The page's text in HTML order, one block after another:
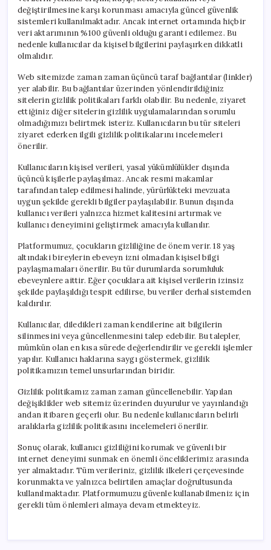
değiştirilmesine karşı korunması amacıyla güncel güvenlik
sistemleri kullanılmaktadır. Ancak internet ortamında hiçbir
veri aktarımının %100 güvenli olduğu garanti edilemez. Bu
nedenle kullanıcılar da kişisel bilgilerini paylaşırken dikkatli
olmalıdır.
Web sitemizde zaman zaman üçüncü taraf bağlantılar (linkler)
yer alabilir. Bu bağlantılar üzerinden yönlendirildiğiniz
sitelerin gizlilik politikaları farklı olabilir. Bu nedenle, ziyaret
ettiğiniz diğer sitelerin gizlilik uygulamalarından sorumlu
olmadığımızı belirtmek isteriz. Kullanıcıların bu tür siteleri
ziyaret ederken ilgili gizlilik politikalarını incelemeleri
önerilir.
Kullanıcıların kişisel verileri, yasal yükümlülükler dışında
üçüncü kişilerle paylaşılmaz. Ancak resmi makamlar
tarafından talep edilmesi halinde, yürürlükteki mevzuata
uygun şekilde gerekli bilgiler paylaşılabilir. Bunun dışında
kullanıcı verileri yalnızca hizmet kalitesini artırmak ve
kullanıcı deneyimini geliştirmek amacıyla kullanılır.
Platformumuz, çocukların gizliliğine de önem verir. 18 yaş
altındaki bireylerin ebeveyn izni olmadan kişisel bilgi
paylaşmamaları önerilir. Bu tür durumlarda sorumluluk
ebeveynlere aittir. Eğer çocuklara ait kişisel verilerin izinsiz
şekilde paylaşıldığı tespit edilirse, bu veriler derhal sistemden
kaldırılır.
Kullanıcılar, diledikleri zaman kendilerine ait bilgilerin
silinmesini veya güncellenmesini talep edebilir. Bu talepler,
mümkün olan en kısa sürede değerlendirilir ve gerekli işlemler
yapılır. Kullanıcı haklarına saygı göstermek, gizlilik
politikamızın temel unsurlarından biridir.
Gizlilik politikamız zaman zaman güncellenebilir. Yapılan
değişiklikler web sitemiz üzerinden duyurulur ve yayınlandığı
andan itibaren geçerli olur. Bu nedenle kullanıcıların belirli
aralıklarla gizlilik politikasını incelemeleri önerilir.
Sonuç olarak, kullanıcı gizliliğini korumak ve güvenli bir
internet deneyimi sunmak en önemli önceliklerimiz arasında
yer almaktadır. Tüm verileriniz, gizlilik ilkeleri çerçevesinde
korunmakta ve yalnızca belirtilen amaçlar doğrultusunda
kullanılmaktadır. Platformumuzu güvenle kullanabilmeniz için
gerekli tüm önlemleri almaya devam etmekteyiz.